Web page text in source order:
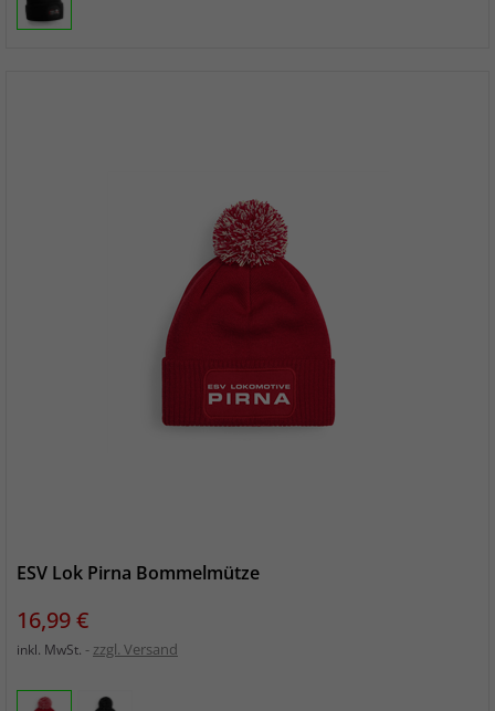
ESV Lok Pirna Bommelmütze
Preis
16,99 €
inkl. MwSt. zzgl. Versand